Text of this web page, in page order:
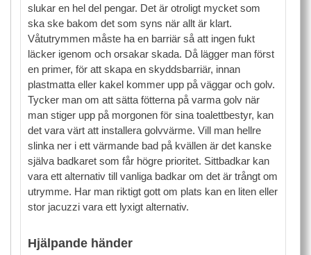
slukar en hel del pengar. Det är otroligt mycket som
ska ske bakom det som syns när allt är klart.
Våtutrymmen måste ha en barriär så att ingen fukt
läcker igenom och orsakar skada. Då lägger man först
en primer, för att skapa en skyddsbarriär, innan
plastmatta eller kakel kommer upp på väggar och golv.
Tycker man om att sätta fötterna på varma golv när
man stiger upp på morgonen för sina toalettbestyr, kan
det vara värt att installera golvvärme. Vill man hellre
slinka ner i ett värmande bad på kvällen är det kanske
själva badkaret som får högre prioritet. Sittbadkar kan
vara ett alternativ till vanliga badkar om det är trångt om
utrymme. Har man riktigt gott om plats kan en liten eller
stor jacuzzi vara ett lyxigt alternativ.
Hjälpande händer